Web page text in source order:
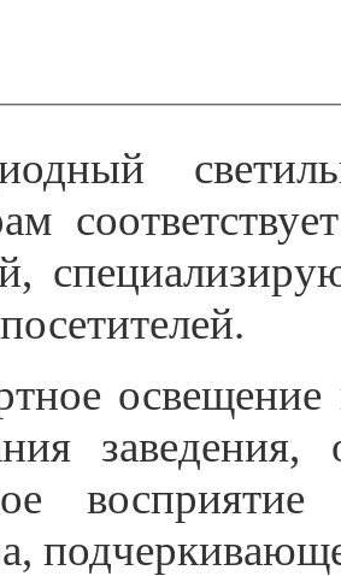
освещение
восприятие